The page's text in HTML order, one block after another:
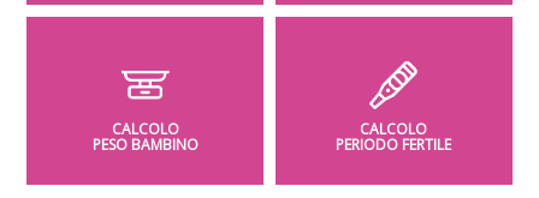
CALCOLO
PESO BAMBINO
CALCOLO
PERIODO FERTILE